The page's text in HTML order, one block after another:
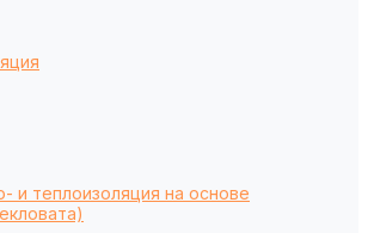
и теплоизоляция на основе